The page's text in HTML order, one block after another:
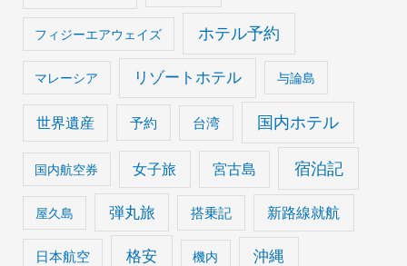
フィジーエアウェイズ ホテル予約
マレーシア リゾートホテル 与論島
世界遺産 予約 台湾 国内ホテル
国内航空券 女子旅 宮古島 宿泊記
屋久島 弾丸旅 搭乗記 新路線就航
日本航空 格安 機内 沖縄